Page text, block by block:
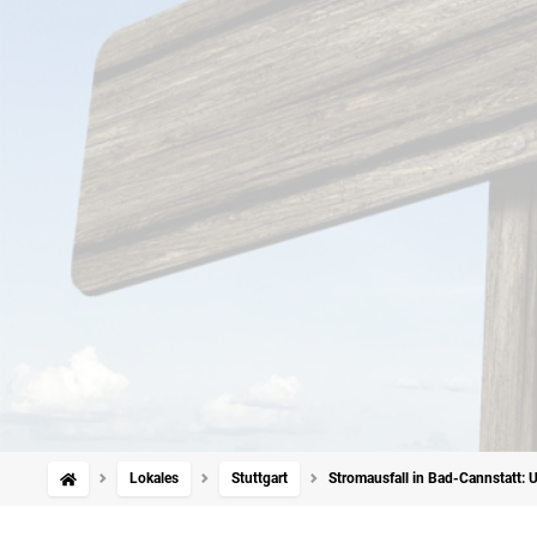
Lokales Stuttgart Stromausfall in Bad-Cannstatt: